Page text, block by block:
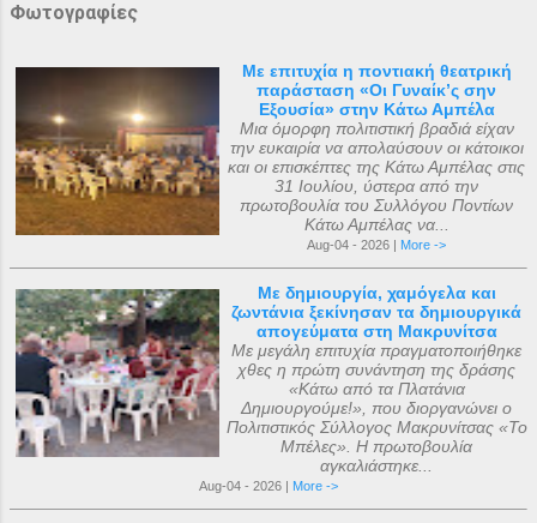
Φωτογραφίες
Με επιτυχία η ποντιακή θεατρική
παράσταση «Οι Γυναίκ’ς σην
Εξουσία» στην Κάτω Αμπέλα
Μια όμορφη πολιτιστική βραδιά είχαν
την ευκαιρία να απολαύσουν οι κάτοικοι
και οι επισκέπτες της Κάτω Αμπέλας στις
31 Ιουλίου, ύστερα από την
πρωτοβουλία του Συλλόγου Ποντίων
Κάτω Αμπέλας να...
Aug-04 - 2026 | More ->
Με δημιουργία, χαμόγελα και
ζωντάνια ξεκίνησαν τα δημιουργικά
απογεύματα στη Μακρυνίτσα
Με μεγάλη επιτυχία πραγματοποιήθηκε
χθες η πρώτη συνάντηση της δράσης
«Κάτω από τα Πλατάνια
Δημιουργούμε!», που διοργανώνει ο
Πολιτιστικός Σύλλογος Μακρυνίτσας «Το
Μπέλες». Η πρωτοβουλία
αγκαλιάστηκε...
Aug-04 - 2026 | More ->